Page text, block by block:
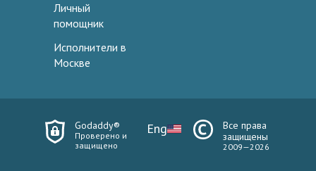
Личный
помощник
Исполнители в
Москве
Godaddy®
Проверено и
защищено
Eng
Все права
защищены
2009—2026